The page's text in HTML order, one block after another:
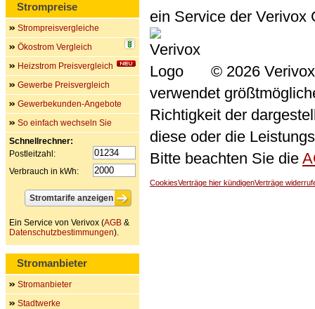
ein Service der Verivox
© 2026
verwendet
Richtigkeit der
diese oder die
Bitte beachten Sie die
CookiesVerträge hier kündigenVerträge
Strompreise
Strompreisvergleiche
Ökostrom Vergleich
Heizstrom Preisvergleich
Gewerbe Preisvergleich
Gewerbekunden-Angebote
So einfach wechseln Sie
Schnellrechner:
Postleitzahl:
Verbrauch in kWh:
Ein Service von Verivox (AGB &
Datenschutzbestimmungen).
Stromanbieter
Stromanbieter
Stadtwerke